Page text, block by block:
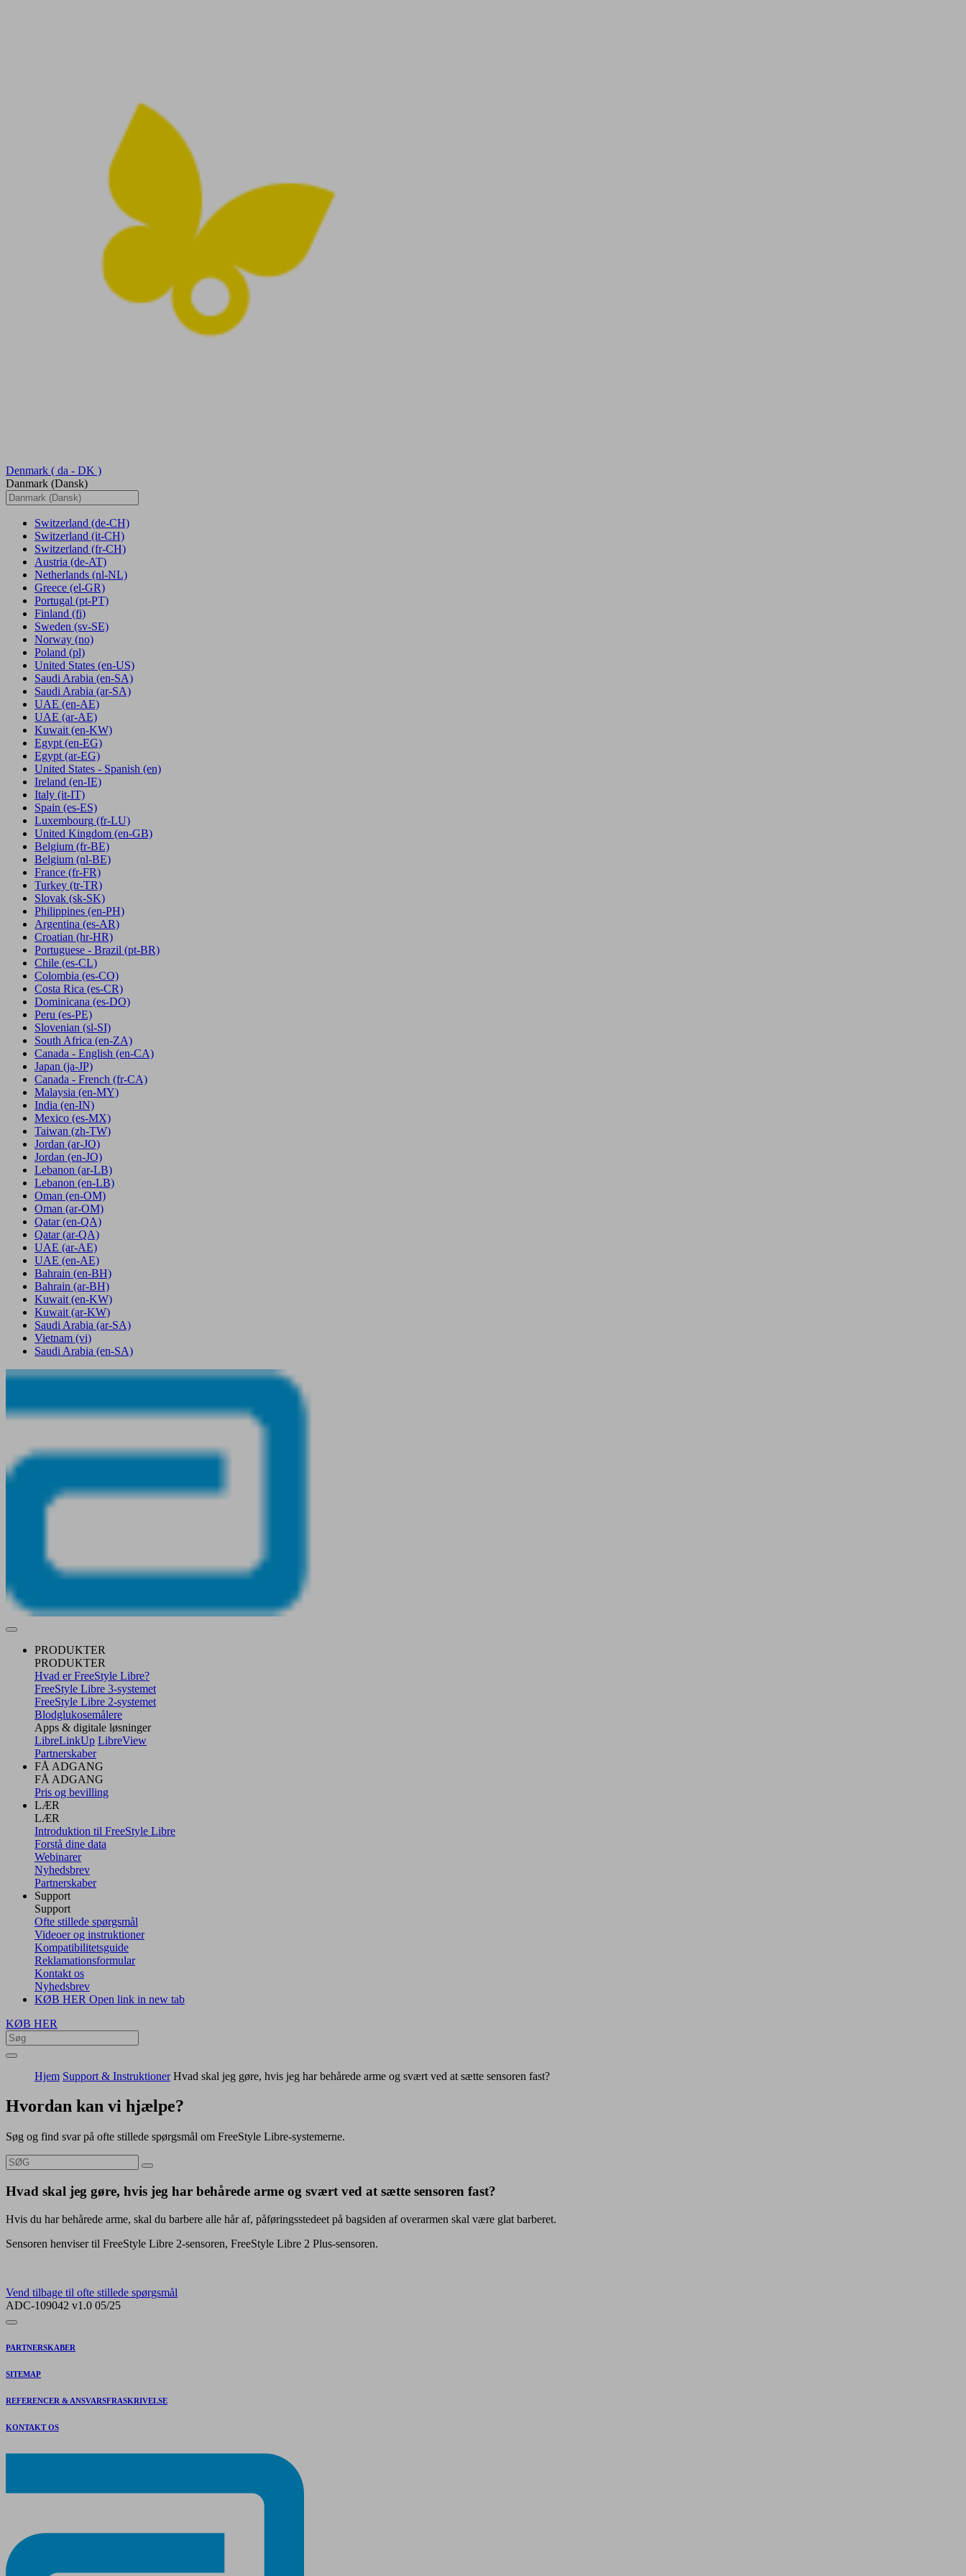
Denmark ( da - DK )
Danmark (Dansk)
Switzerland (de-CH)
Switzerland (it-CH)
Switzerland (fr-CH)
Austria (de-AT)
Netherlands (nl-NL)
Greece (el-GR)
Portugal (pt-PT)
Finland (fi)
Sweden (sv-SE)
Norway (no)
Poland (pl)
United States (en-US)
Saudi Arabia (en-SA)
Saudi Arabia (ar-SA)
UAE (en-AE)
UAE (ar-AE)
Kuwait (en-KW)
Egypt (en-EG)
Egypt(ar-EG)
United States - Spanish (en)
Ireland (en-IE)
Italy (it-IT)
Spain (es-ES)
Luxembourg (fr-LU)
United Kingdom (en-GB)
Belgium (fr-BE)
Belgium (nl-BE)
France (fr-FR)
Turkey (tr-TR)
Slovak (sk-SK)
Philippines (en-PH)
Argentina (es-AR)
Croatian (hr-HR)
Portuguese - Brazil (pt-BR)
Chile (es-CL)
Colombia (es-CO)
Costa Rica (es-CR)
Dominicana (es-DO)
Peru (es-PE)
Slovenian (sl-SI)
South Africa (en-ZA)
Canada - English (en-CA)
Japan (ja-JP)
Canada - French (fr-CA)
Malaysia (en-MY)
India (en-IN)
Mexico (es-MX)
Taiwan (zh-TW)
Jordan (ar-JO)
Jordan (en-JO)
Lebanon (ar-LB)
Lebanon (en-LB)
Oman (en-OM)
Oman (ar-OM)
Qatar (en-QA)
Qatar (ar-QA)
UAE (ar-AE)
UAE (en-AE)
Bahrain (en-BH)
Bahrain (ar-BH)
Kuwait (en-KW)
Kuwait (ar-KW)
Saudi Arabia (ar-SA)
Vietnam (vi)
Saudi Arabia (en-SA)
PRODUKTER
PRODUKTER
Hvad er FreeStyle Libre?
FreeStyle Libre 3-systemet
FreeStyle Libre 2-systemet
Blodglukosemålere
Apps & digitale løsninger
LibreLinkUp LibreView
Partnerskaber
FÅ ADGANG
FÅ ADGANG
Pris og bevilling
LÆR
LÆR
Introduktion til FreeStyle Libre
Forstå dine data
Webinarer
Nyhedsbrev
Partnerskaber
Support
Support
Ofte stillede spørgsmål
Videoer og instruktioner
Kompatibilitetsguide
Reklamationsformular
Kontakt os
Nyhedsbrev
KØB HER Open link in new tab
KØB HER
Hjem Support & Instruktioner Hvad skal jeg gøre, hvis jeg har behårede arme og svært ved at sætte sensoren fast?
Hvordan kan vi hjælpe?
Søg og find svar på ofte stillede spørgsmål om FreeStyle Libre-systemerne.
Hvad skal jeg gøre, hvis jeg har behårede arme og svært ved at sætte sensoren fast?
Hvis du har behårede arme, skal du barbere alle hår af, påføringsstedeet på bagsiden af overarmen skal være glat barberet.
Sensoren henviser til FreeStyle Libre 2-sensoren, FreeStyle Libre 2 Plus-sensoren.
Vend tilbage til ofte stillede spørgsmål
ADC-109042 v1.0 05/25
PARTNERSKABER
SITEMAP
REFERENCER & ANSVARSFRASKRIVELSE
KONTAKT OS